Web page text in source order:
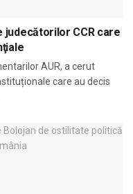
judecătorilor CCR care
AUR, a cerut
care au decis